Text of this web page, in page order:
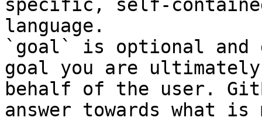
specific, self-
language.
`goal` is optional and
goal you are
behalf of the user.
answer towards what